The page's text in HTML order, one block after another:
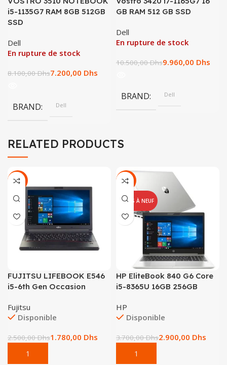
i5-1135G7 RAM 8GB 512GB
SSD
Dell
En rupture de stock
8.100,00Dhs7.200,00 Dhs
BRAND Dell
GB RAM 512 GB SSD
Dell
En rupture de stock
10.500,00Dhs9.960,00 Dhs
BRAND Dell
RELATED PRODUCTS
-29%
FUJITSU LIFEBOOK E546
i5-6th Gen Occasion
Fujitsu
Disponible
2.500,00Dhs1.780,00 Dhs
-22%
REMIS À NEUF
HP EliteBook 840 G6 Core
i5-8365U 16GB 256GB
HP
Disponible
3.700,00Dhs2.900,00 Dhs